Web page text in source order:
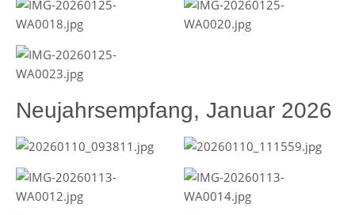
Neujahrsempfang, Januar 2026